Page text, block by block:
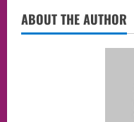
ABOUT THE AUTHOR